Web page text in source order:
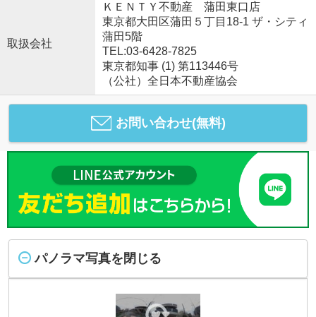
取扱会社
ＫＥＮＴＹ不動産 蒲田東口店
東京都大田区蒲田５丁目18-1 ザ・シティ
蒲田5階
TEL:03-6428-7825
東京都知事 (1) 第113446号
（公社）全日本不動産協会
お問い合わせ(無料)
パノラマ写真を閉じる